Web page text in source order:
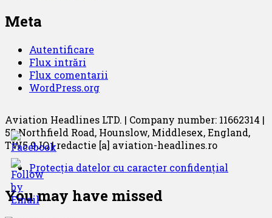
Meta
Autentificare
Flux intrări
Flux comentarii
WordPress.org
Aviation Headlines LTD. | Company number: 11662314 |
55 Northfield Road, Hounslow, Middlesex, England,
TW5 9JQ | redactie [a] aviation-headlines.ro
Protecția datelor cu caracter confidențial
You may have missed